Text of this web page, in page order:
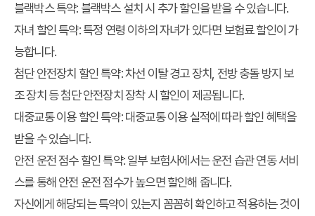
블랙박스 특약: 블랙박스 설치 시 추가 할인을 받을 수 있습니다.
자녀 할인 특약: 특정 연령 이하의 자녀가 있다면 보험료 할인이 가
능합니다.
첨단 안전장치 할인 특약: 차선 이탈 경고 장치, 전방 충돌 방지 보
조 장치 등 첨단 안전장치 장착 시 할인이 제공됩니다.
대중교통 이용 할인 특약: 대중교통 이용 실적에 따라 할인 혜택을
받을 수 있습니다.
안전 운전 점수 할인 특약: 일부 보험사에서는 운전 습관 연동 서비
스를 통해 안전 운전 점수가 높으면 할인해 줍니다.
자신에게 해당되는 특약이 있는지 꼼꼼히 확인하고 적용하는 것이